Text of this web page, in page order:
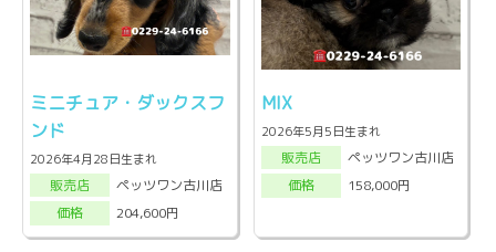
ミニチュア・ダックスフ
ンド
2026年4月28日生まれ
販売店
ペッツワン古川店
価格
204,600円
MIX
2026年5月5日生まれ
販売店
ペッツワン古川店
価格
158,000円